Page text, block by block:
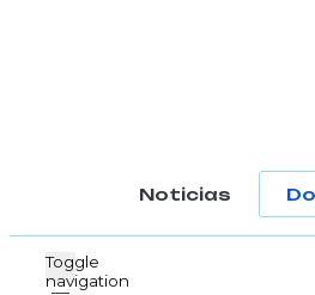
Noticias
Toggle
navigation